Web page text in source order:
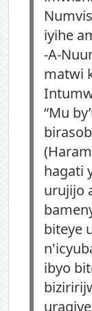
iyihe
-A-
matwi
“Mu
hagati
urujijo
biteye
ibyo